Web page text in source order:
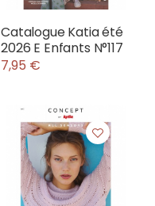
Catalogue Katia été
2026 E Enfants N°117
7,95 €